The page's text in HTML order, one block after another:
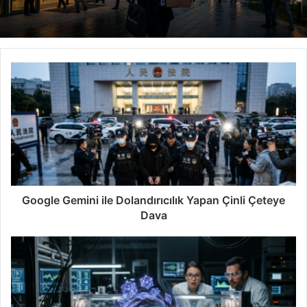
Google Gemini ile Dolandırıcılık Yapan Çinli Çeteye
Dava